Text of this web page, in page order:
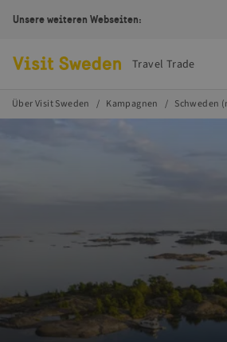
Unsere weiteren Webseiten:
Visit Sweden Logotype
Travel Trade
Über Visit Sweden Kampagnen Schweden